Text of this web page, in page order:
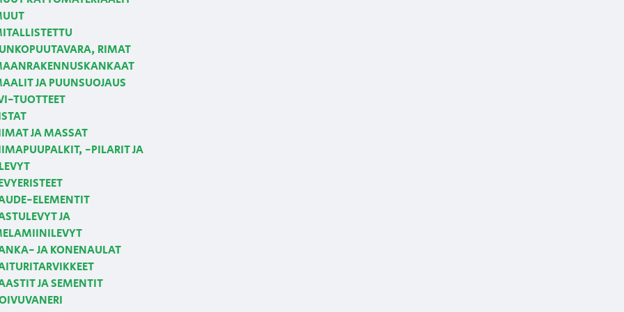
RIMAT
JA PUUNSUOJAUS
TUOTTEET
JA MASSAT
-PILARIT JA
ELEMENTIT
JA
JA KONENAULAT
JA SEMENTIT